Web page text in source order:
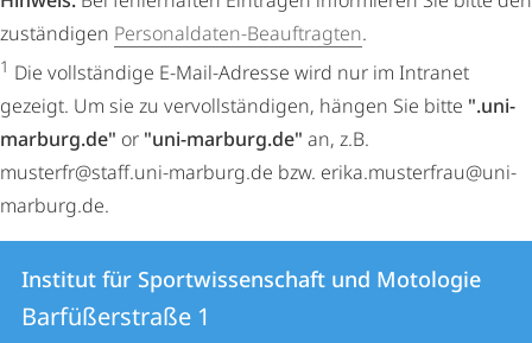
zuständigen Personaldaten-Beauftragten.
1 Die vollständige E-Mail-Adresse wird nur im Intranet
gezeigt. Um sie zu vervollständigen, hängen Sie bitte ".uni-
marburg.de" or "uni-marburg.de" an, z.B.
musterfr@staff.uni-marburg.de bzw. erika.musterfrau@uni-
marburg.de.
Kontakt
und
Kontaktinformationen
Institut
Institut für Sportwissenschaft und Motologie
Barfüßerstraße 1